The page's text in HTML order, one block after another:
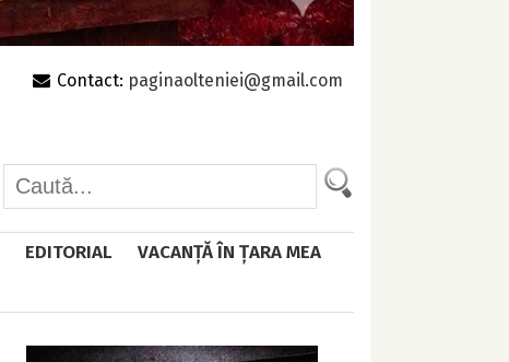
Contact: paginaolteniei@gmail.com
EDITORIAL
VACANȚĂ ÎN ȚARA MEA